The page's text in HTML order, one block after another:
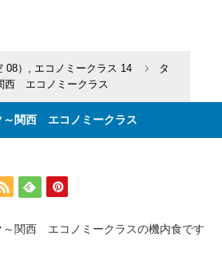
） , エコノミークラス 14
タ
西 エコノミークラス
関西 エコノミークラス
関西 エコノミークラスの機内食です